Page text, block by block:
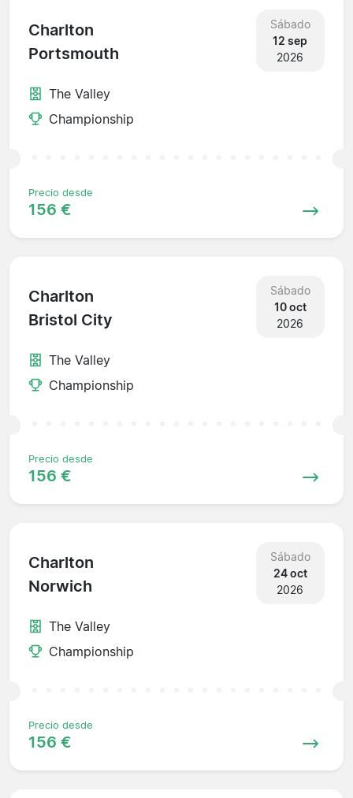
Charlton
Portsmouth
Sábado
12 sep
2026
The Valley
Championship
Precio desde
156 €
Charlton
Bristol City
Sábado
10 oct
2026
The Valley
Championship
Precio desde
156 €
Charlton
Norwich
Sábado
24 oct
2026
The Valley
Championship
Precio desde
156 €